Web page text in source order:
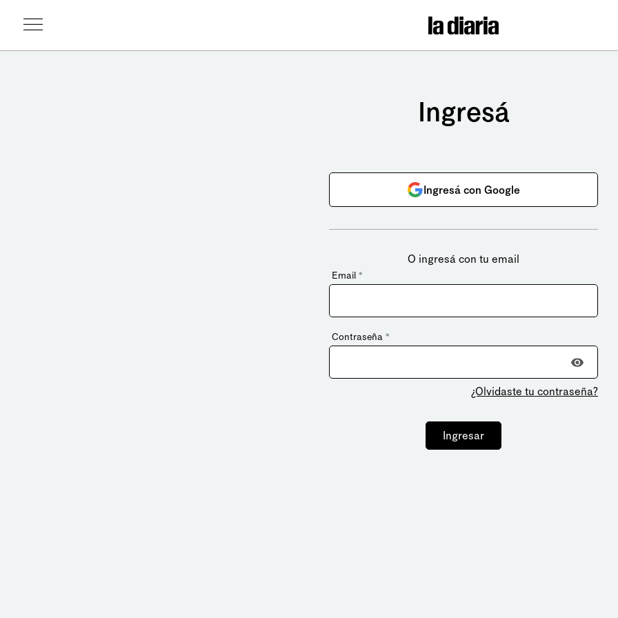
Ingresá
Ingresá con Google
O ingresá con tu email
Email *
Contraseña *
¿Olvidaste tu contraseña?
Ingresar